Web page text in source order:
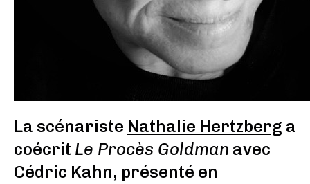
La scénariste Nathalie Hertzberg a
coécrit Le Procès Goldman avec
Cédric Kahn, présenté en